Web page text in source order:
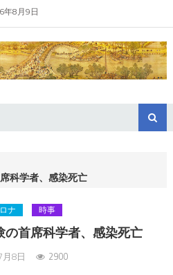
年8月9日
科学者、感染死亡
ナ 時事
の首席科学者、感染死亡
8日 2900